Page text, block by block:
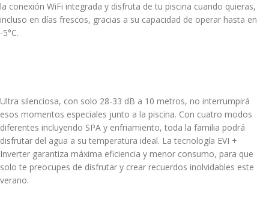
la conexión WiFi integrada y disfruta de tu piscina cuando quieras,
incluso en días frescos, gracias a su capacidad de operar hasta en
-5°C.
Ultra silenciosa, con solo 28-33 dB a 10 metros, no interrumpirá
esos momentos especiales junto a la piscina. Con cuatro modos
diferentes incluyendo SPA y enfriamiento, toda la familia podrá
disfrutar del agua a su temperatura ideal. La tecnología EVI +
Inverter garantiza máxima eficiencia y menor consumo, para que
solo te preocupes de disfrutar y crear recuerdos inolvidables este
verano.